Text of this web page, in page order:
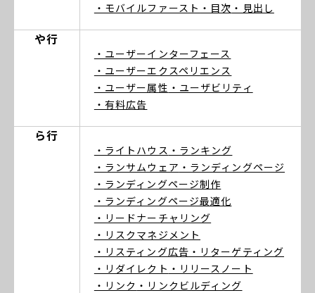
・モバイルファースト ・目次 ・見出し
や行
・ユーザーインターフェース
・ユーザーエクスペリエンス
・ユーザー属性 ・ユーザビリティ
・有料広告
ら行
・ライトハウス ・ランキング
・ランサムウェア ・ランディングページ
・ランディングページ制作
・ランディングページ最適化
・リードナーチャリング
・リスクマネジメント
・リスティング広告 ・リターゲティング
・リダイレクト ・リリースノート
・リンク ・リンクビルディング